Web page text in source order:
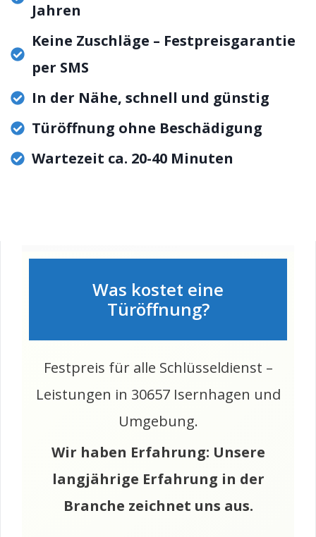
Jahren
Keine Zuschläge – Festpreisgarantie
per SMS
In der Nähe, schnell und günstig
Türöffnung ohne Beschädigung
Wartezeit ca. 20-40 Minuten
Was kostet eine
Türöffnung?
Festpreis für alle Schlüsseldienst –
Leistungen in 30657 Isernhagen und
Umgebung.
Wir haben Erfahrung: Unsere
langjährige Erfahrung in der
Branche zeichnet uns aus.